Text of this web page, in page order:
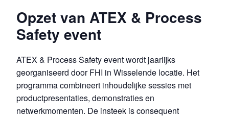
Opzet van ATEX & Process
Safety event
ATEX & Process Safety event wordt jaarlijks
georganiseerd door FHI in Wisselende locatie. Het
programma combineert inhoudelijke sessies met
productpresentaties, demonstraties en
netwerkmomenten. De insteek is consequent